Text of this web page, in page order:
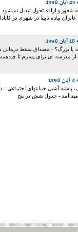
شعور و اراده تحول تبدیل
عابران پیاده نابینا در شهری در
- از مدرسه ای برای پسرم تا
پاشنه آشیل حمایتهای اجتماعی
امید آمد - جدول شش در پنج